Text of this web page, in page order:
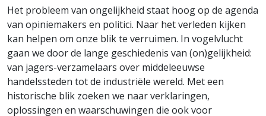
Het probleem van ongelijkheid staat hoog op de agenda
van opiniemakers en politici. Naar het verleden kijken
kan helpen om onze blik te verruimen. In vogelvlucht
gaan we door de lange geschiedenis van (on)gelijkheid:
van jagers-verzamelaars over middeleeuwse
handelssteden tot de industriële wereld. Met een
historische blik zoeken we naar verklaringen,
oplossingen en waarschuwingen die ook voor